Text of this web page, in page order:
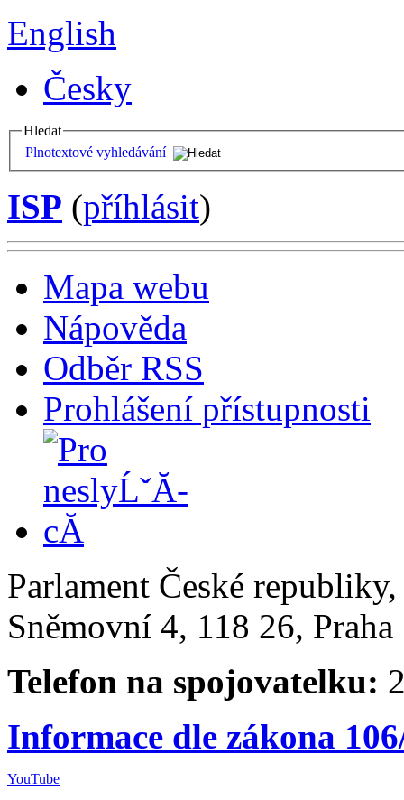
English
Česky
Hledat
Plnotextové vyhledávání
ISP (příhlásit)
Mapa webu
Nápověda
Odběr RSS
Prohlášení přístupnosti
Parlament České
Sněmovní 4, 118 26,
Telefon na spojovatelku:
Informace dle zákona
YouTube